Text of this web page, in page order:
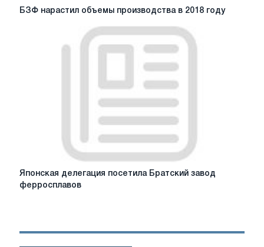
БЗФ
нарастил
БЗФ нарастил объемы производства в 2018 году
Японская
делегация
ферросплавов
Японская делегация посетила Братский завод
ферросплавов